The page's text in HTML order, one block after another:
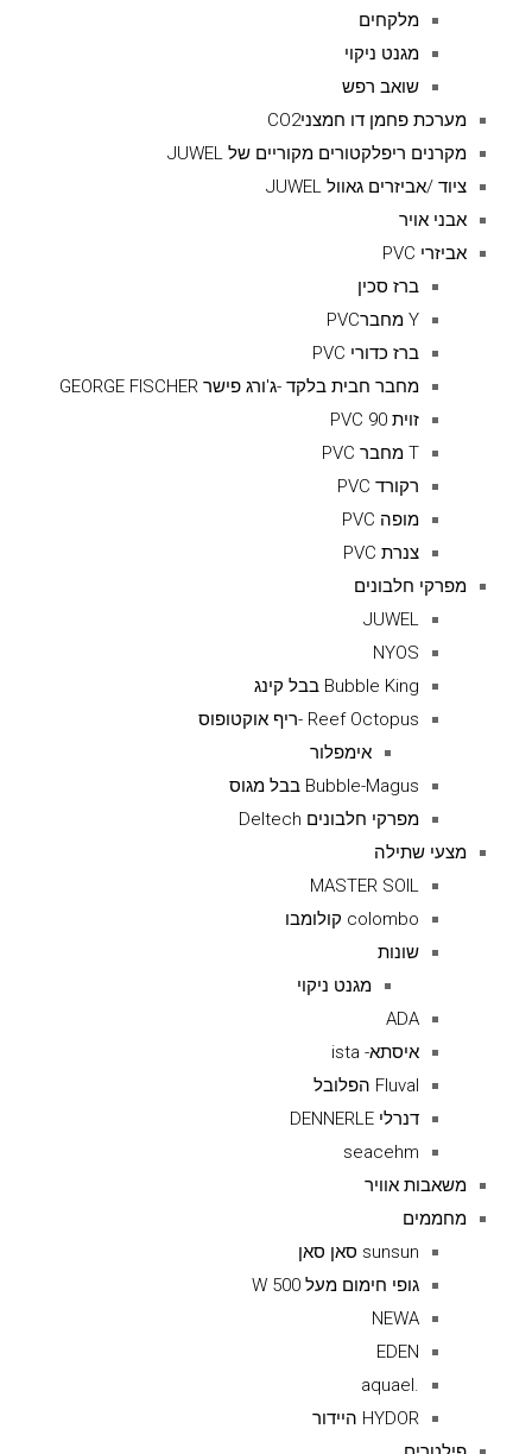
מלקחים
מגנט ניקוי
שואב רפש
מערכת פחמן דו חמצניCO2
מקרנים ריפלקטורים מקוריים של JUWEL
ציוד /אביזרים גאוול JUWEL
אבני אויר
אביזרי PVC
ברז סכין
Y מחברPVC
ברז כדורי PVC
מחבר חבית בלקד -ג'ורג פישר GEORGE FISCHER
זוית 90 PVC
T מחבר PVC
רקורד PVC
מופה PVC
צנרת PVC
מפרקי חלבונים
JUWEL
NYOS
Bubble King בבל קינג
Reef Octopus -ריף אוקטופוס
אימפלור
Bubble-Magus בבל מגוס
מפרקי חלבונים Deltech
מצעי שתילה
MASTER SOIL
colombo קולומבו
שונות
מגנט ניקוי
ADA
איסתא- ista
Fluval הפלובל
דנרלי DENNERLE
seacehm
משאבות אוויר
מחממים
sunsun סאן סאן
גופי חימום מעל 500 W
NEWA
EDEN
.aquael
HYDOR היידור